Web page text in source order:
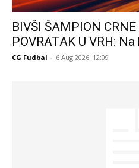
BIVŠI ŠAMPION CRNE
POVRATAK U VRH:
CG Fudbal - 6 Aug 2026. 12:09